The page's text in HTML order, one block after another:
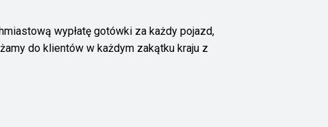
wypłatę gotówki za każdy pojazd,
do klientów w każdym zakątku kraju z